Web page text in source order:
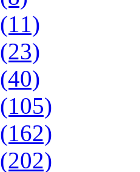
(11)
(23)
(40)
(105)
(162)
(202)